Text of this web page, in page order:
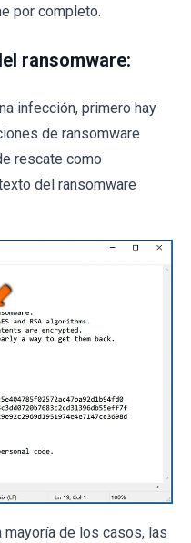
por completo.
ransomware:
infección, primero hay
de ransomware
rescate como
del ransomware
mayoría de los casos, las